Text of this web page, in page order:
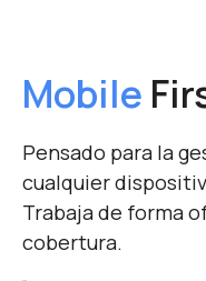
Mobile
Pensado para la
cualquier
Trabaja de forma
cobertura.